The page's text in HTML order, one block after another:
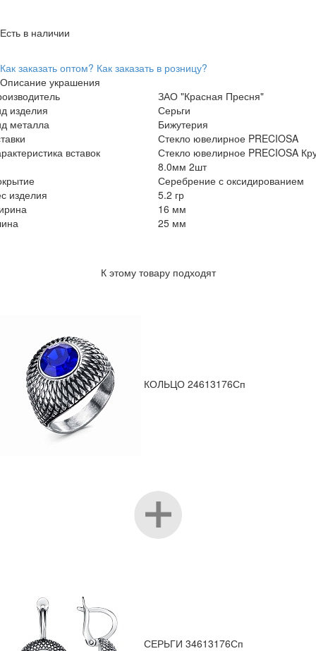
Есть в наличии
Как заказать оптом? Как заказать в розницу?
Описание украшения
ЗАО "Красная Пресня"
изделия
Серьги
металла
Бижутерия
Стекло ювелирное PRECIOSA
вставок
Стекло ювелирное PRECIOSA
8.0мм 2шт
Серебрение с оксидированием
изделия
5.2 гр
16 мм
25 мм
К этому товару подходят
КОЛЬЦО 24613176Сп
СЕРЬГИ 34613176Сп